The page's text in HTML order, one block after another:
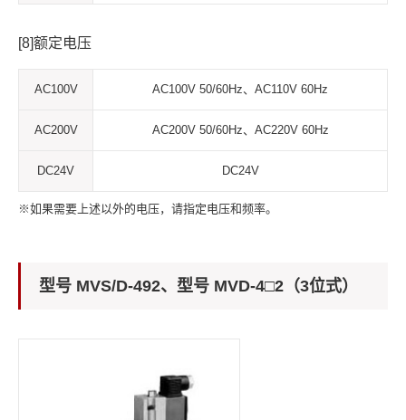
[8]额定电压
AC100V AC100V 50/60Hz、AC110V 60Hz
AC200V AC200V 50/60Hz、AC220V 60Hz
DC24V DC24V
※如果需要上述以外的电压，请指定电压和频率。
型号 MVS/D-492、型号 MVD-4□2（3位式）